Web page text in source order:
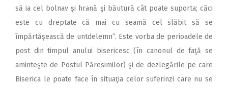
să ia cel bolnav şi hrană şi băutură cât poate suporta; căci
este cu dreptate că mai cu seamă cel slăbit să se
împărtăşească de untdelemn”. Este vorba de perioadele de
post din timpul anului bisericesc (în canonul de faţă se
aminteşte de Postul Păresimilor) şi de dezlegările pe care
Biserica le poate face în situaţia celor suferinzi care nu se